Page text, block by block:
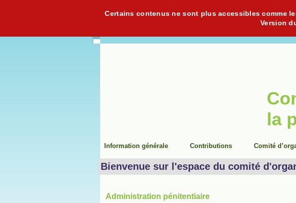
Certains contenus ne sont plus accessibles comme
Version
la
Information générale Contributions Comité
Bienvenue sur l'espace du comité
Administration pénitentiaire